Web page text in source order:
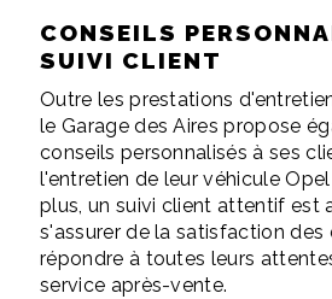
CONSEILS
SUIVI CLIENT
Outre les prestations
le Garage des Aires propose
conseils personnalisés à ses
l'entretien de leur véhicule
plus, un suivi client attentif est
s'assurer de la satisfaction des
répondre à toutes leurs
service après-vente.